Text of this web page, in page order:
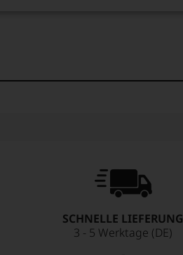
SCHNELLE LIEFERUNG
3 - 5 Werktage (DE)